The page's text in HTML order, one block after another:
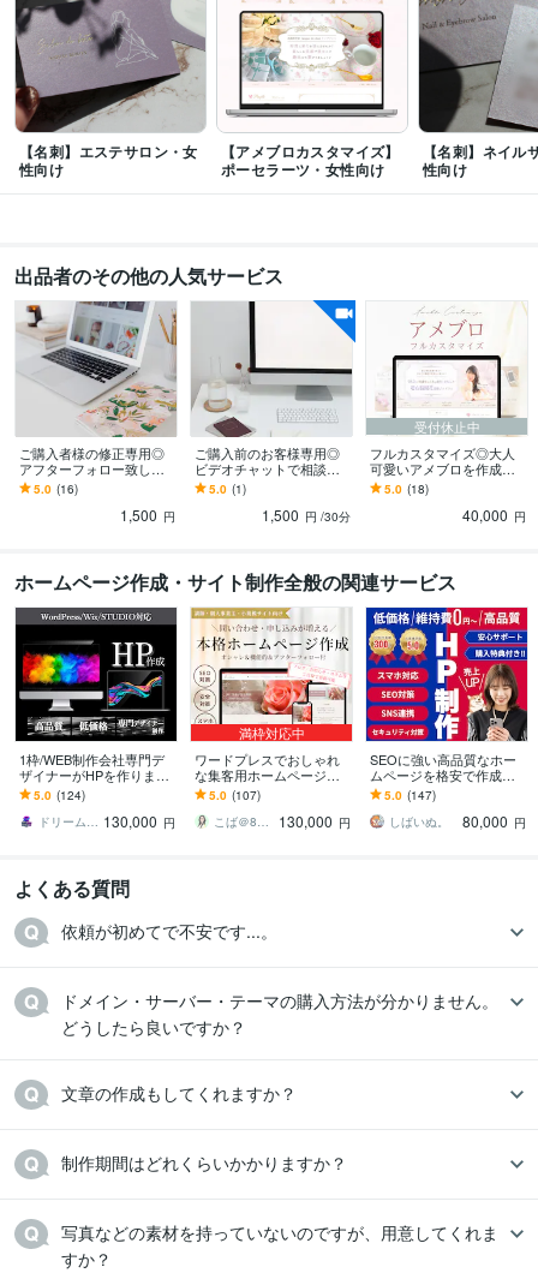
用画像】 【ご購入者様限定】修正専用メニュー 【ご購入前相談】ビデオ
チャット
サロン 美容サロン 美容業界 女性向け 大人可愛い フェミニン
お洒落
占い
スピリチュアル スピ系
デザイン制作 【名刺・ショップカード・チラシ制作】 【ロゴ制作】
サロン 美容サロン 女性向け スピリチュアル
スピ系
ビジネス
フェミニン 大人可愛い
【名刺】エステサロン・女
性向け
【アメブロカスタマイズ】
ポーセラーツ・女性向け
【名刺】ネイル
性向け
出品者のその他の人気サービス
ご購入者様の修正専用◎
アフターフォロー致しま
す 納品させていただいた
内容を一部変更したい場
合ご利用ください◎
5.0 (16)
1,500 円
ご購入前のお客様専用◎
ビデオチャットで相談の
ります 【相談用】ご購入
前にビデオチャットでご
相談したい方はこちら
5.0 (1)
1,500 円 /30分
受付休止中
フルカスタマイズ◎大人
可愛いアメブロを作成し
ます 【限定1枠】フェミニ
ンで大人可愛い＊オリジ
5.0 (18)
40,000 円
ホームページ作成・サイト制作全般の関連サービス
1枠/WEB制作会社専門デ
ザイナーがHPを作ります
ワードプレスからノーコ
ードHP制作なら弊社にお
任せください！
5.0 (124)
ドリーム＠WEB制作会社 130,000 円
満枠対応中
ワードプレスでおしゃれ
な集客用ホームページ作
ります 【SEO対策済・ス
マホ対応・本格的】納品
後はご自身で更新可能
5.0 (107)
こば＠8月7日～8月16日夏季休業
130,000 円
SEOに強い高品質なホー
ムページを格安で作成し
ます ホームページ制作歴1
0年以上！安いけど本格的
なHP制作
5.0 (147)
しばいぬ。
80,000 円
よくある質問
依頼が初めてで不安です...。
ドメイン・サーバー・テーマの購入方法が分かりません。
どうしたら良いですか？
文章の作成もしてくれますか？
制作期間はどれくらいかかりますか？
写真などの素材を持っていないのですが、用意してくれま
すか？